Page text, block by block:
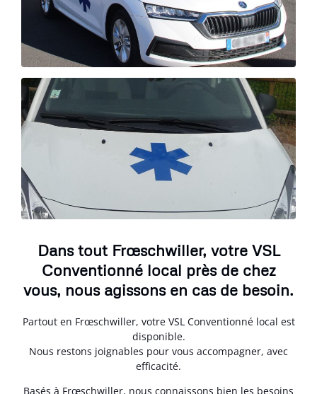
Dans tout Frœschwiller, votre VSL
Conventionné local près de chez
vous, nous agissons en cas de besoin.
Partout en Frœschwiller, votre VSL Conventionné local est
disponible.
Nous restons joignables pour vous accompagner, avec
efficacité.
Basés à Frœschwiller, nous connaissons bien les besoins